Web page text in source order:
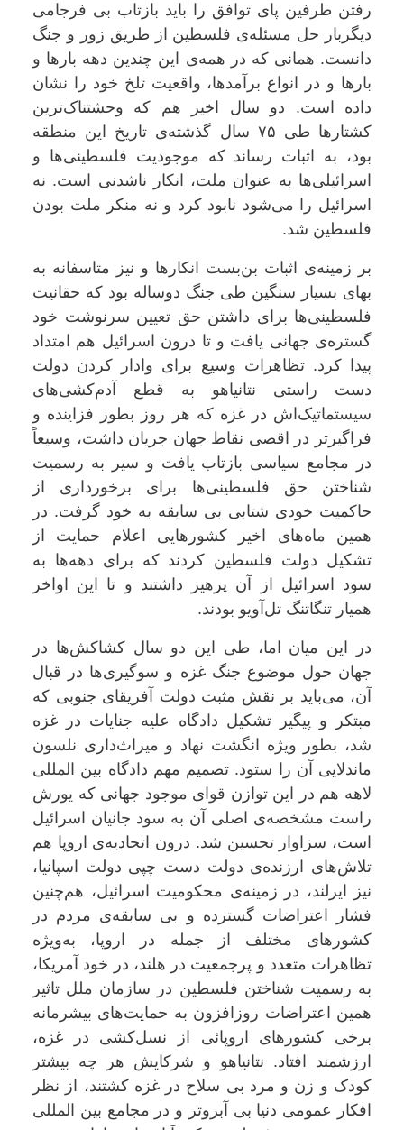
رفتن طرفین پای توافق را باید بازتاب بی فرجامی
دیگربار حل مسئله‌ی فلسطین از طریق زور و جنگ
دانست. همانی که در همه‌ی این چندین دهه بارها و
بارها و در انواع برآمدها، واقعیت تلخ خود را نشان
داده است. دو سال اخیر هم که وحشتناک‌ترین‌
کشتارها طی ۷۵ سال گذشته‌ی تاریخ این منطقه
بود، به اثبات رساند که موجودیت فلسطینی‌ها و
اسرائیلی‌ها به عنوان ملت،‌ انکار ناشدنی است. نه
اسرائیل را می‌شود نابود کرد و نه منکر ملت بودن
فلسطین شد.
بر زمینه‌ی اثبات بن‌بست‌ انکارها و نیز متاسفانه به
بهای بسیار سنگین طی جنگ دوساله بود که‌ حقانیت
فلسطینی‌ها برای داشتن حق تعیین سرنوشت‌ خود
گستره‌ی جهانی یافت و تا درون اسرائیل هم امتداد
پیدا کرد. تظاهرات وسیع برای وادار کردن دولت
دست راستی نتانیاهو به قطع آدم‌کشی‌های
سیستماتیک‌اش در غزه که هر روز بطور فزاینده‌ و
فراگیرتر در اقصی نقاط جهان جریان داشت، وسیعاً
در مجامع سیاسی بازتاب یافت و سیر به رسمیت
شناختن حق فلسطینی‌ها برای برخورداری‌ از
حاکمیت‌ خودی شتابی بی سابقه‌ به خود گرفت. در
همین ماه‌های اخیر کشورهایی اعلام حمایت از
تشکیل دولت فلسطین کردند که برای دهه‌ها به
سود اسرائیل از آن پرهیز داشتند و تا این اواخر
همیار تنگاتنگ تل‌آویو بودند.
در این میان اما، طی این دو سال کشاکش‌ها در
جهان حول موضوع جنگ غزه و سوگیری‌ها در قبال
آن، می‌باید بر نقش مثبت دولت آفریقای جنوبی که
مبتکر و پیگیر تشکیل دادگاه علیه جنایات در غزه
شد، بطور ویژه انگشت نهاد و میراث‌داری نلسون
ماندلایی آن را ستود. تصمیم مهم دادگاه بین المللی
لاهه هم در این توازن قوای موجود جهانی که یورش
راست مشخصه‌ی اصلی آن به سود جانیان اسرائیل
است، سزاوار تحسین شد. درون اتحادیه‌ی اروپا هم
تلاش‌های ارزنده‌ی دولت دست چپی دولت اسپانیا،
نیز ایرلند، در زمینه‌ی محکومیت اسرائیل، هم‌چنین
فشار اعتراضات گستردە و بی سابقە‌ی مردم در
کشورهای مختلف از جمله در اروپا، به‌ویژە
تظاهرات متعدد و پرجمعیت در هلند، در خود آمریکا،
بە رسمیت شناختن فلسطین در سازمان ملل تاثیر
همین اعتراضات روزافزون به حمایت‌های بیشرمانە
برخی کشورهای اروپائی از نسل‌کشی در غزە،
ارزشمند افتاد. نتانیاهو و شرکایش هر چه بیشتر
کودک و زن و مرد بی سلاح در غزه کشتند، از نظر
افکار عمومی دنیا بی آبروتر و در مجامع بین المللی